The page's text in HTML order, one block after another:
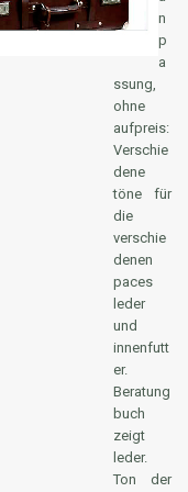
n
p
a
ssung,
ohne
aufpreis:
Verschie
dene
töne für
die
verschie
denen
paces
leder
und
innenfutt
er.
Beratung
buch
zeigt
leder.
Ton der